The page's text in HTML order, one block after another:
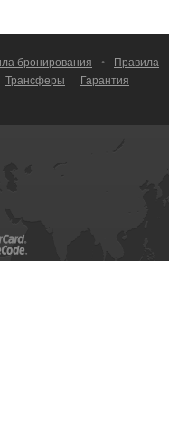
бронирования •
Правила
Трансферы
Гарантия